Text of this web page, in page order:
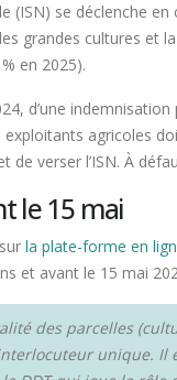
(ISN) se déclenche
grandes cultures et
en 2025).
d’une
agricoles
verser l’ISN. À
le 15 mai
la plate-forme en
et avant le 15 mai
des parcelles
unique. Il